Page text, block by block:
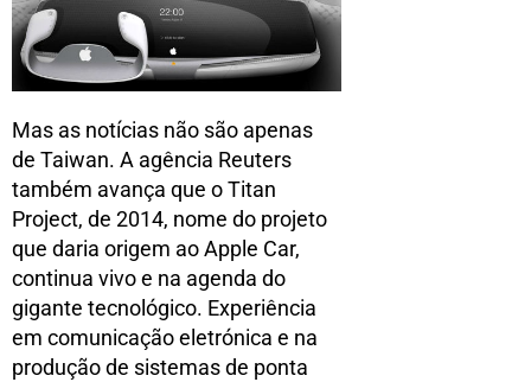
Mas as notícias não são apenas
de Taiwan. A agência Reuters
também avança que o Titan
Project, de 2014, nome do projeto
que daria origem ao Apple Car,
continua vivo e na agenda do
gigante tecnológico. Experiência
em comunicação eletrónica e na
produção de sistemas de ponta